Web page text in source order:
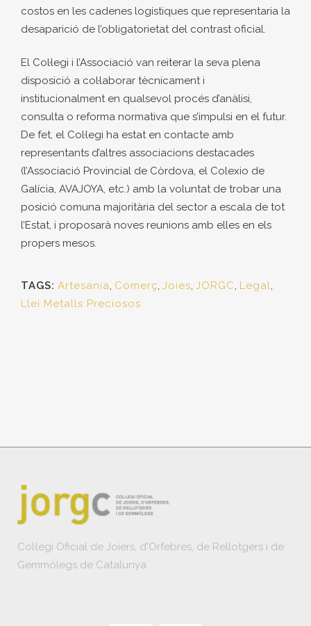
costos en les cadenes logístiques que representaria la
desaparició de l’obligatorietat del contrast oficial.
El Col·legi i l’Associació van reiterar la seva plena
disposició a col·laborar tècnicament i
institucionalment en qualsevol procés d’anàlisi,
consulta o reforma normativa que s’impulsi en el futur.
De fet, el Col·legi ha estat en contacte amb
representants d’altres associacions destacades
(l’Associació Provincial de Còrdova, el Colexio de
Galícia, AVAJOYA, etc.) amb la voluntat de trobar una
posició comuna majoritària del sector a escala de tot
l’Estat, i proposarà noves reunions amb elles en els
propers mesos.
TAGS: Artesania, Comerç, Joies, JORGC, Legal,
Llei Metalls Preciosos
Col·legi Oficial de Joiers, d'Orfebres, de Rellotgers i de
Gemmòlegs de Catalunya